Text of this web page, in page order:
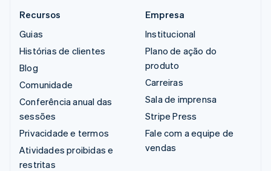
Recursos
Guias
Histórias de clientes
Blog
Comunidade
Conferência anual das
sessões
Privacidade e termos
Atividades proibidas e
restritas
Empresa
Institucional
Plano de ação do
produto
Carreiras
Sala de imprensa
Stripe Press
Fale com a equipe de
vendas